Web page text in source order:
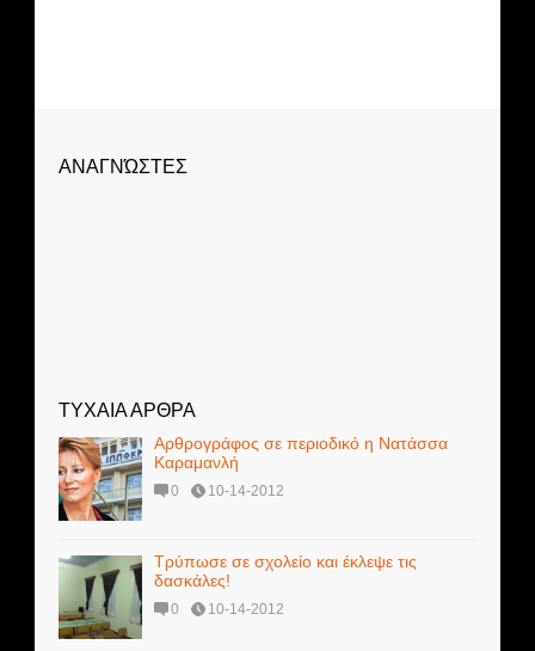
ΑΝΑΓΝΏΣΤΕΣ
ΤΥΧΑΙΑ ΑΡΘΡΑ
Αρθρογράφος σε περιοδικό η Νατάσσα
Καραμανλή
0 10-14-2012
Τρύπωσε σε σχολείο και έκλεψε τις
δασκάλες!
0 10-14-2012